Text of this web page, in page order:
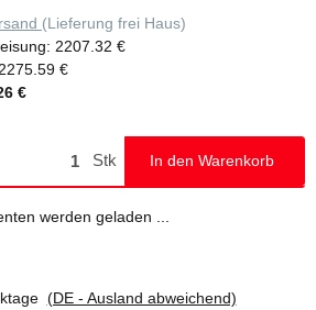
nach DIN EN ISO 14122-3
erhältlich • Untere Holmenden
Bodenbefestigung • Einfache Montage
Baugruppen inklusive
Belastung: 1,5 kN/m2,
300 kg • Hinweis: Im
geeignet sind. Gegen Mehrpreis
wird
(Lieferung frei Haus)
2207.32 €
2275.59 €
€
Stk In den Warenkorb
werden geladen ...
(DE - Ausland abweichend)